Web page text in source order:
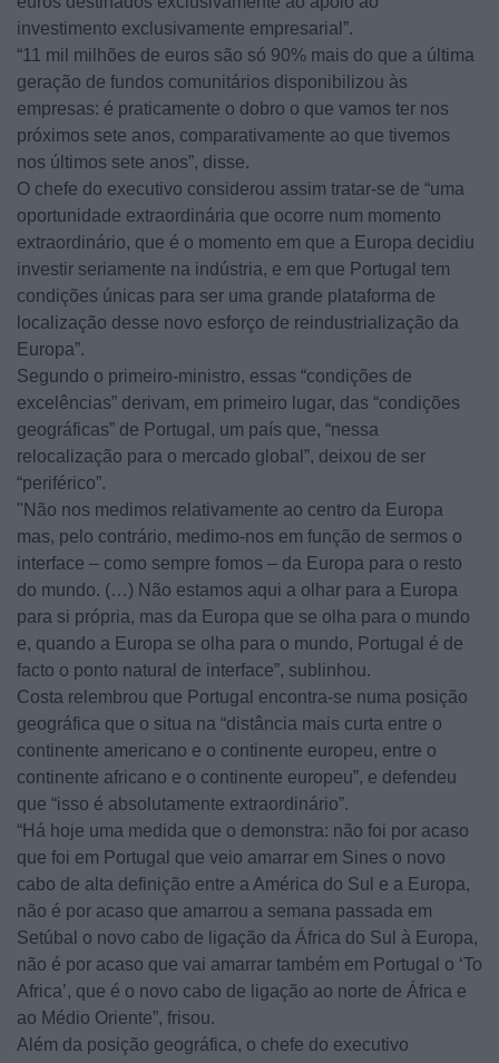
investimento exclusivamente empresarial”.
“11 mil milhões de euros são só 90% mais do que a última
geração de fundos comunitários disponibilizou às
empresas: é praticamente o dobro o que vamos ter nos
próximos sete anos, comparativamente ao que tivemos
nos últimos sete anos”, disse.
O chefe do executivo considerou assim tratar-se de “uma
oportunidade extraordinária que ocorre num momento
extraordinário, que é o momento em que a Europa decidiu
investir seriamente na indústria, e em que Portugal tem
condições únicas para ser uma grande plataforma de
localização desse novo esforço de reindustrialização da
Europa”.
Segundo o primeiro-ministro, essas “condições de
excelências” derivam, em primeiro lugar, das “condições
geográficas” de Portugal, um país que, “nessa
relocalização para o mercado global”, deixou de ser
“periférico”.
"Não nos medimos relativamente ao centro da Europa
mas, pelo contrário, medimo-nos em função de sermos o
interface – como sempre fomos – da Europa para o resto
do mundo. (…) Não estamos aqui a olhar para a Europa
para si própria, mas da Europa que se olha para o mundo
e, quando a Europa se olha para o mundo, Portugal é de
facto o ponto natural de interface”, sublinhou.
Costa relembrou que Portugal encontra-se numa posição
geográfica que o situa na “distância mais curta entre o
continente americano e o continente europeu, entre o
continente africano e o continente europeu”, e defendeu
que “isso é absolutamente extraordinário”.
“Há hoje uma medida que o demonstra: não foi por acaso
que foi em Portugal que veio amarrar em Sines o novo
cabo de alta definição entre a América do Sul e a Europa,
não é por acaso que amarrou a semana passada em
Setúbal o novo cabo de ligação da África do Sul à Europa,
não é por acaso que vai amarrar também em Portugal o ‘To
Africa’, que é o novo cabo de ligação ao norte de África e
ao Médio Oriente”, frisou.
Além da posição geográfica, o chefe do executivo